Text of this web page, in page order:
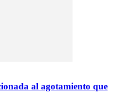
al agotamiento que